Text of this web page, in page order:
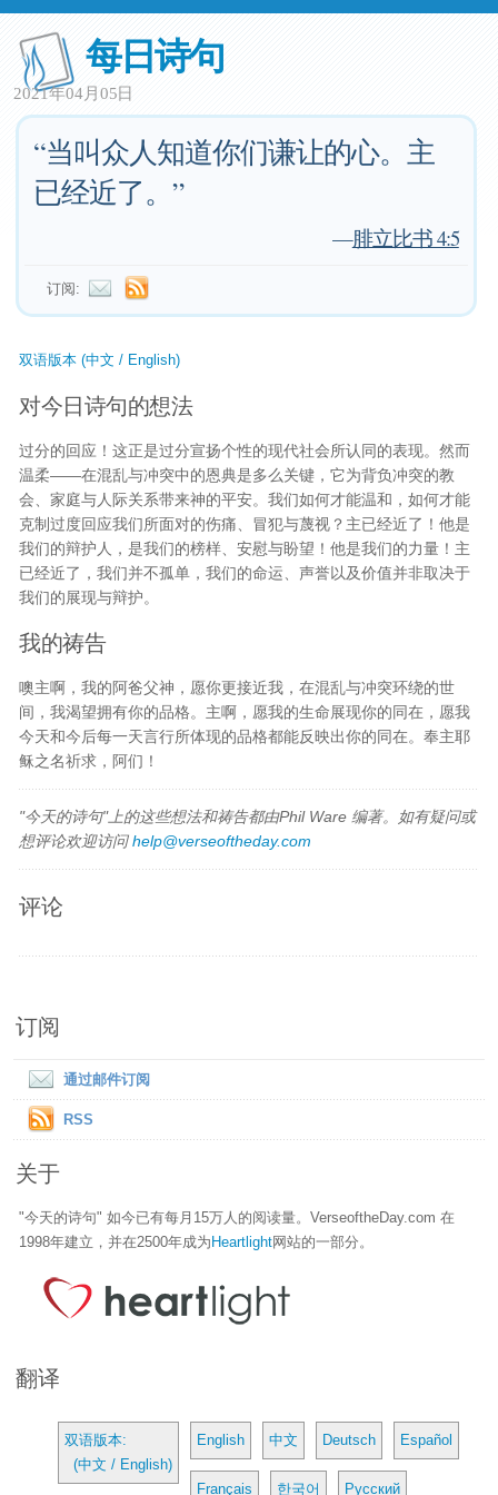
每日诗句
2021年04月05日
“当叫众人知道你们谦让的心。主
已经近了。”
—腓立比书 4:5
订阅:
双语版本 (中文 / English)
对今日诗句的想法
过分的回应！这正是过分宣扬个性的现代社会所认同的表现。然而
温柔——在混乱与冲突中的恩典是多么关键，它为背负冲突的教
会、家庭与人际关系带来神的平安。我们如何才能温和，如何才能
克制过度回应我们所面对的伤痛、冒犯与蔑视？主已经近了！他是
我们的辩护人，是我们的榜样、安慰与盼望！他是我们的力量！主
已经近了，我们并不孤单，我们的命运、声誉以及价值并非取决于
我们的展现与辩护。
我的祷告
噢主啊，我的阿爸父神，愿你更接近我，在混乱与冲突环绕的世
间，我渴望拥有你的品格。主啊，愿我的生命展现你的同在，愿我
今天和今后每一天言行所体现的品格都能反映出你的同在。奉主耶
稣之名祈求，阿们！
"今天的诗句"上的这些想法和祷告都由Phil Ware 编著。如有疑问或
想评论欢迎访问help@verseoftheday.com
评论
订阅
通过邮件订阅
RSS
关于
"今天的诗句" 如今已有每月15万人的阅读量。VerseoftheDay.com 在
1998年建立，并在2500年成为 Heartlight网站的一部分。
翻译
双语版本:
(中文 / English)
English 中文 Deutsch Español
Français 한국어 Русский